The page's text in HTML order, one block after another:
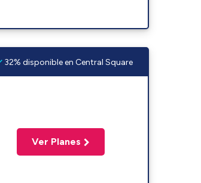
32% disponible en Central Square
Ver Planes